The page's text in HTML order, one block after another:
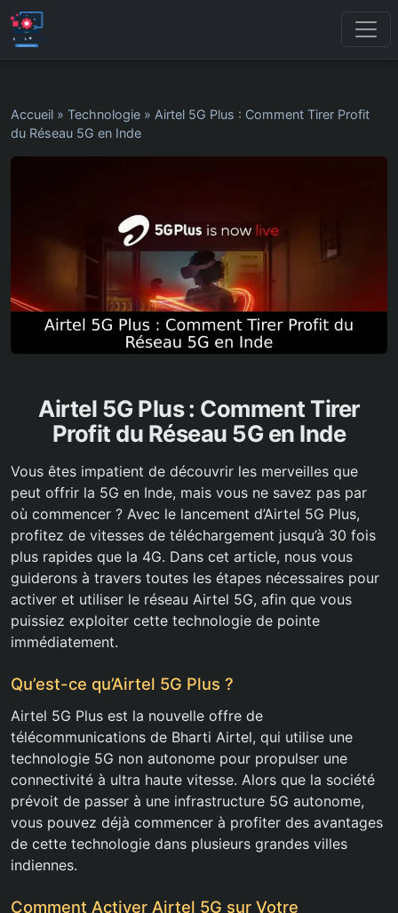
Accueil » Technologie » Airtel 5G Plus : Comment Tirer Profit
du Réseau 5G en Inde
Airtel 5G Plus : Comment Tirer
Profit du Réseau 5G en Inde
Vous êtes impatient de découvrir les merveilles que
peut offrir la 5G en Inde, mais vous ne savez pas par
où commencer ? Avec le lancement d’Airtel 5G Plus,
profitez de vitesses de téléchargement jusqu’à 30 fois
plus rapides que la 4G. Dans cet article, nous vous
guiderons à travers toutes les étapes nécessaires pour
activer et utiliser le réseau Airtel 5G, afin que vous
puissiez exploiter cette technologie de pointe
immédiatement.
Qu’est-ce qu’Airtel 5G Plus ?
Airtel 5G Plus est la nouvelle offre de
télécommunications de Bharti Airtel, qui utilise une
technologie 5G non autonome pour propulser une
connectivité à ultra haute vitesse. Alors que la société
prévoit de passer à une infrastructure 5G autonome,
vous pouvez déjà commencer à profiter des avantages
de cette technologie dans plusieurs grandes villes
indiennes.
Comment Activer Airtel 5G sur Votre